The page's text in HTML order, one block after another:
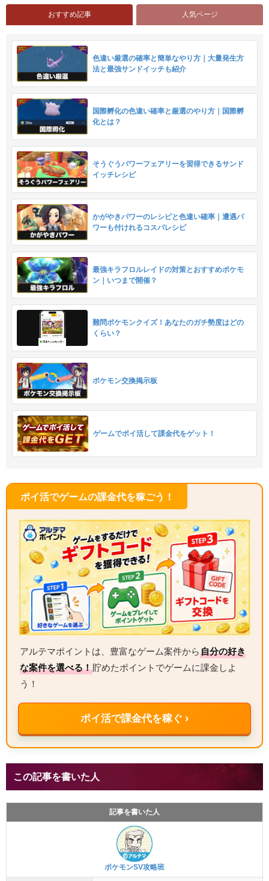
おすすめ記事 人気ページ
色違い厳選の確率と簡単なやり方｜大量発生方
法と最強サンドイッチも紹介
国際孵化の色違い確率と厳選のやり方｜国際孵
化とは？
そうぐうパワーフェアリーを習得できるサンド
イッチレシピ
かがやきパワーのレシピと色違い確率｜遭遇パ
ワーも付けれるコスパレシピ
最強キラフロルレイドの対策とおすすめポケモ
ン｜いつまで開催？
難問ポケモンクイズ！あなたのガチ勢度はどの
くらい？
ポケモン交換掲示板
ゲームでポイ活して課金代をゲット！
ポイ活でゲームの課金代を稼ごう！
アルテマポイントは、豊富なゲーム案件から自分の好き
な案件を選べる！貯めたポイントでゲームに課金しよ
う！
ポイ活で課金代を稼ぐ ›
この記事を書いた人
記事を書いた人
ポケモンSV攻略班